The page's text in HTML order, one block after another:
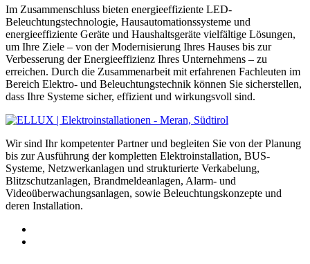
Im Zusammenschluss bieten energieeffiziente LED-
Beleuchtungstechnologie, Hausautomationssysteme und
energieeffiziente Geräte und Haushaltsgeräte vielfältige Lösungen,
um Ihre Ziele – von der Modernisierung Ihres Hauses bis zur
Verbesserung der Energieeffizienz Ihres Unternehmens – zu
erreichen. Durch die Zusammenarbeit mit erfahrenen Fachleuten im
Bereich Elektro- und Beleuchtungstechnik können Sie sicherstellen,
dass Ihre Systeme sicher, effizient und wirkungsvoll sind.
Wir sind Ihr kompetenter Partner und begleiten Sie von der Planung
bis zur Ausführung der kompletten Elektroinstallation, BUS-
Systeme, Netzwerkanlagen und strukturierte Verkabelung,
Blitzschutzanlagen, Brandmeldeanlagen, Alarm- und
Videoüberwachungsanlagen, sowie Beleuchtungskonzepte und
deren Installation.